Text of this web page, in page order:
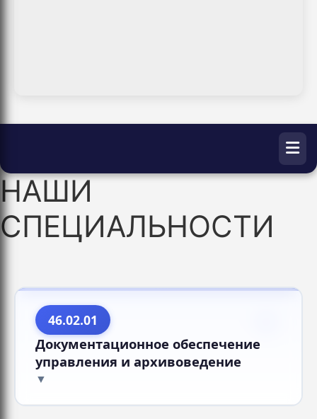
НАШИ
СПЕЦИАЛЬНОСТИ
46.02.01
Документационное обеспечение
управления и архивоведение